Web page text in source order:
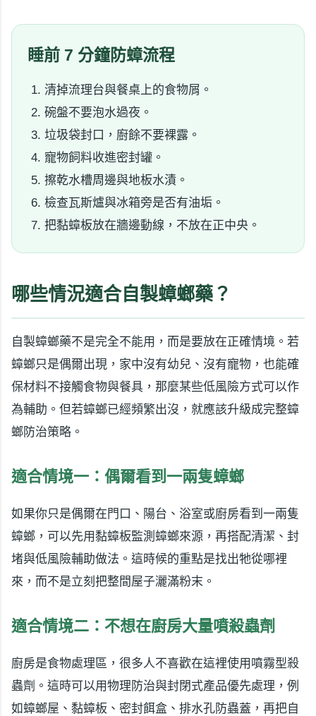
睡前 7 分鐘防蟑流程
清掉流理台與餐桌上的食物屑。
碗盤不要泡水過夜。
垃圾袋封口，廚餘不要裸露。
寵物飼料收進密封罐。
擦乾水槽周邊與地板水漬。
檢查瓦斯爐與冰箱旁是否有油垢。
把黏蟑板放在牆邊動線，不放在正中央。
哪些情況適合自製蟑螂藥？
自製蟑螂藥不是完全不能用，而是要放在正確情境。若
蟑螂只是偶爾出現，家中沒有幼兒、沒有寵物，也能確
保材料不接觸食物與餐具，那麼某些低風險方式可以作
為輔助。但若蟑螂已經頻繁出沒，就應該升級成完整蟑
螂防治策略。
適合情境一：偶爾看到一兩隻蟑螂
如果你只是偶爾在門口、陽台、浴室或廚房看到一兩隻
蟑螂，可以先用黏蟑板監測蟑螂來源，再搭配清潔、封
堵與低風險輔助做法。這時候的重點是找出牠從哪裡
來，而不是立刻把整間屋子灑滿粉末。
適合情境二：不想在廚房大量噴殺蟲劑
廚房是食物處理區，很多人不喜歡在這裡使用噴霧型殺
蟲劑。這時可以用物理防治與封閉式產品優先處理，例
如蟑螂屋、黏蟑板、密封餌盒、排水孔防蟲蓋，再把自